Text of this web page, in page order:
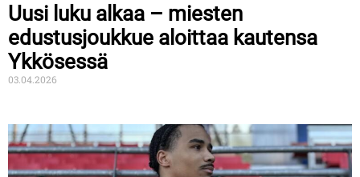
Uusi luku alkaa – miesten
edustusjoukkue aloittaa kautensa
Ykkösessä
03.04.2026